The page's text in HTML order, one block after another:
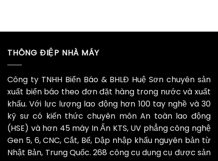
THÔNG ĐIỆP NHÀ MÁY
Công ty TNHH Biển Báo & BHLĐ Huệ Sơn chuyên sản
xuất biển báo theo đơn đặt hàng trong nước và xuất
khẩu. Với lực lượng lao động hơn 100 tay nghề và 30
kỹ sư có kiến thức chuyên môn An toàn lao động
(HSE) và hơn 45 máy In Ấn KTS, UV phẳng công nghệ
Gen 5, 6, CNC, Cắt, Bế, Dập nhập khẩu nguyên bản từ
Nhật Bản, Trung Quốc. 268 công cụ dụng cụ được sản